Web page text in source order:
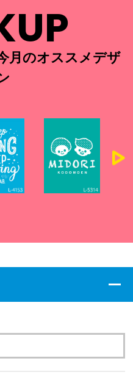
月のオススメデザ